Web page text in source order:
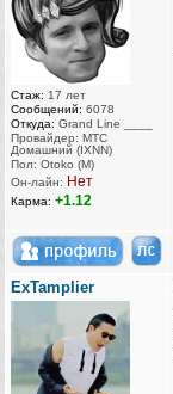
Стаж: 17 лет
Сообщений: 6078
Откуда: Grand Line ____
Провайдер: МТС
Домашний (IXNN)
Пол: Otoko (M)
Он-лайн: Нет
Карма: +1.12
ExTamplier